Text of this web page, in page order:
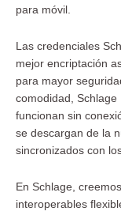
para móvil.
Las credenciales
mejor encriptación
para mayor
comodidad, Schlage
funcionan sin
se descargan de la
sincronizados con
En Schlage,
interoperables